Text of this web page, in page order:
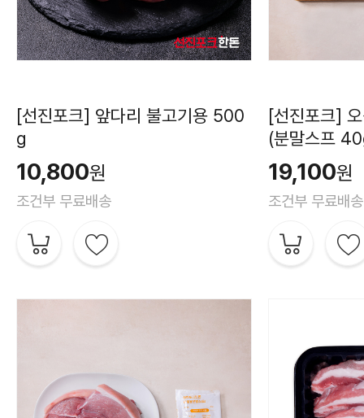
[선진포크] 앞다리 불고기용 500
g
10,800원
조건부 무료배송
[선진포크]
(분말스프
19,100원
조건부 무료배송